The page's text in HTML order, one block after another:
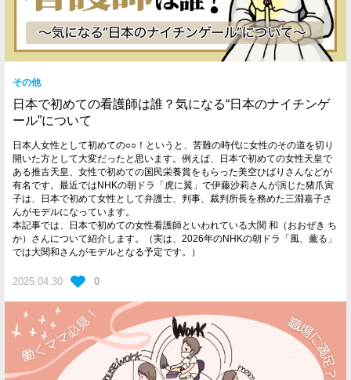
その他
日本で初めての看護師は誰？気になる“日本のナイチンゲ
ール”について
日本人女性として初めての○○！というと、苦難の時代に女性のその道を切り
開いた方として大変だったと思います。例えば、日本で初めての女性天皇で
ある推古天皇、女性で初めての国民栄養賞をもらった美空ひばりさんなどが
有名です。最近ではNHKの朝ドラ「虎に翼」で伊藤沙莉さんが演じた猪爪寅
子は、日本で初めて女性として弁護士、判事、裁判所長を務めた三淵嘉子さ
んがモデルになっています。
本記事では、日本で初めての女性看護師といわれている大関 和（おおぜき ち
か）さんについて紹介します。（実は、2026年のNHKの朝ドラ「風、薫る」
では大関和さんがモデルとなる予定です。）
2025.04.30 0